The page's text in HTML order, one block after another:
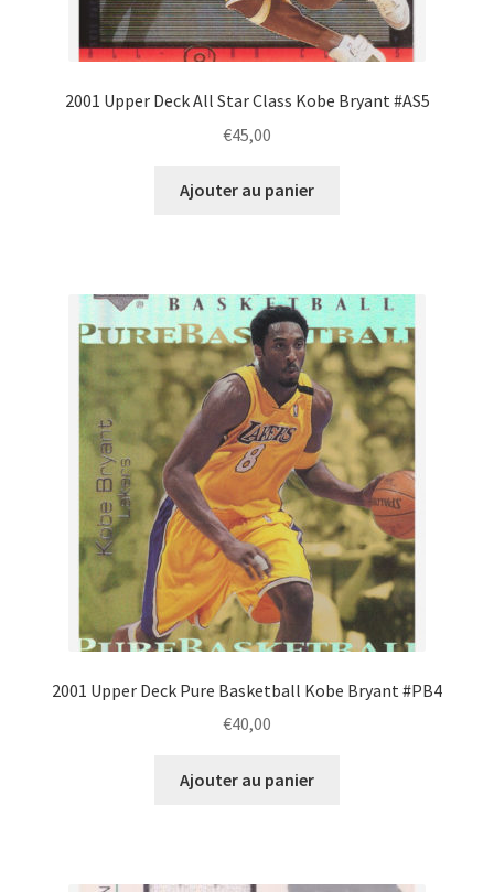
2001 Upper Deck All Star Class Kobe Bryant #AS5
€45,00
Ajouter au panier
2001 Upper Deck Pure Basketball Kobe Bryant #PB4
€40,00
Ajouter au panier